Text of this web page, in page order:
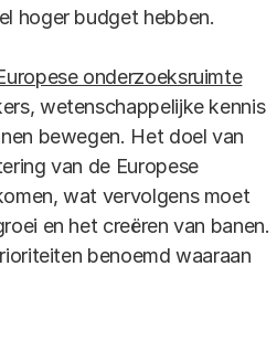
hoger budget hebben.
onderzoeksruimte
wetenschappelijke kennis
bewegen. Het doel van
van de Europese
wat vervolgens moet
en het creëren van banen.
benoemd waaraan